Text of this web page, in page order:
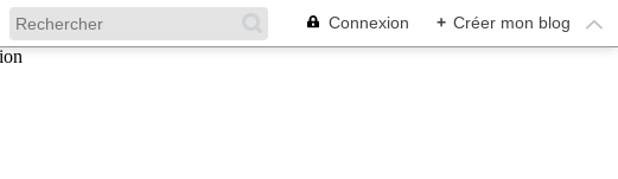
Connexion + Créer mon blog